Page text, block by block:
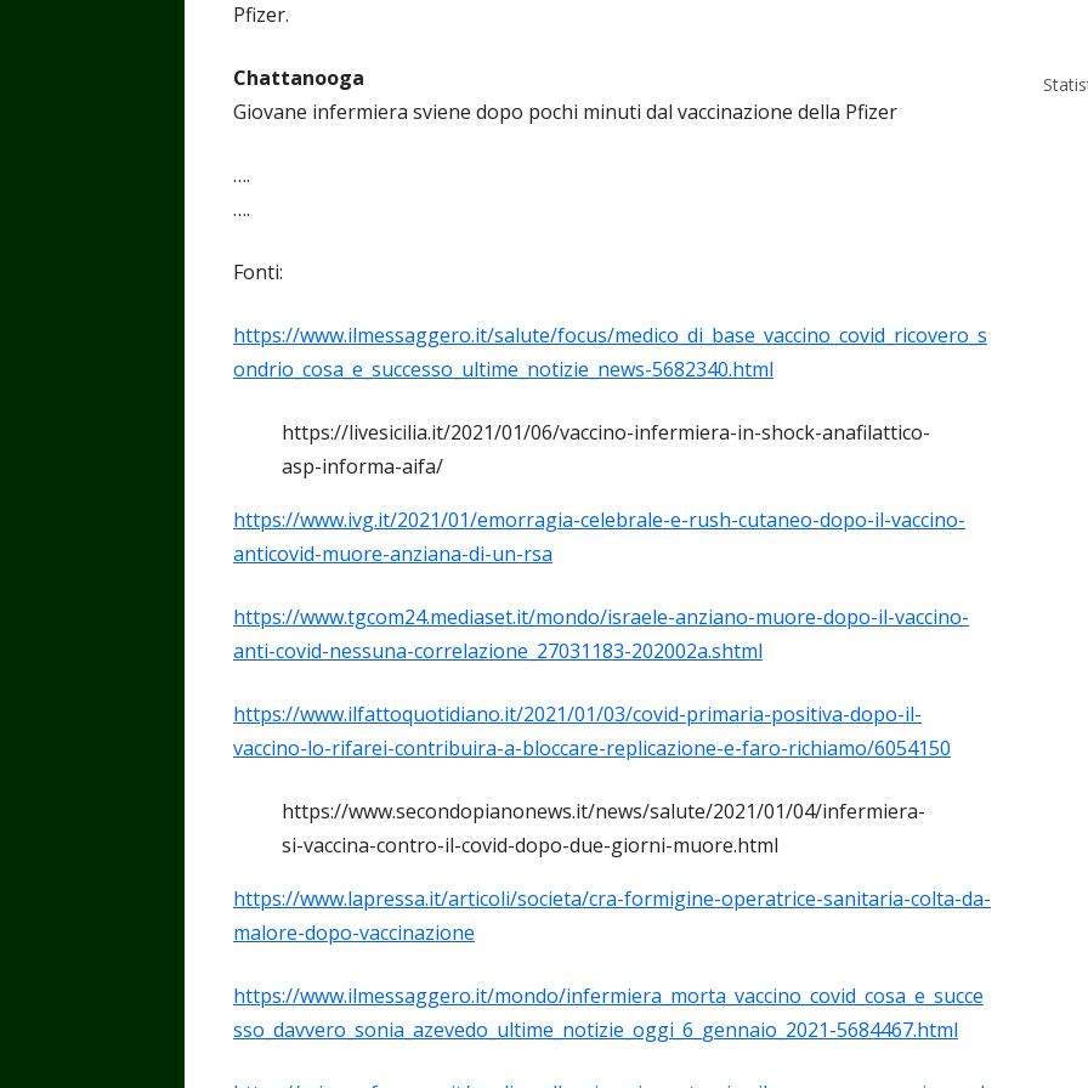
Pfizer.
Chattanooga
Giovane infermiera sviene dopo pochi minuti dal vaccinazione della Pfizer
….
….
Fonti:
https://www.ilmessaggero.it/salute/focus/medico_di_base_vaccino_covid_ricovero_s
ondrio_cosa_e_successo_ultime_notizie_news-5682340.html
https://livesicilia.it/2021/01/06/vaccino-infermiera-in-shock-anafilattico-
asp-informa-aifa/
https://www.ivg.it/2021/01/emorragia-celebrale-e-rush-cutaneo-dopo-il-vaccino-
anticovid-muore-anziana-di-un-rsa
https://www.tgcom24.mediaset.it/mondo/israele-anziano-muore-dopo-il-vaccino-
anti-covid-nessuna-correlazione_27031183-202002a.shtml
https://www.ilfattoquotidiano.it/2021/01/03/covid-primaria-positiva-dopo-il-
vaccino-lo-rifarei-contribuira-a-bloccare-replicazione-e-faro-richiamo/6054150
https://www.secondopianonews.it/news/salute/2021/01/04/infermiera-
si-vaccina-contro-il-covid-dopo-due-giorni-muore.html
https://www.lapressa.it/articoli/societa/cra-formigine-operatrice-sanitaria-colta-da-
malore-dopo-vaccinazione
https://www.ilmessaggero.it/mondo/infermiera_morta_vaccino_covid_cosa_e_succe
sso_davvero_sonia_azevedo_ultime_notizie_oggi_6_gennaio_2021-5684467.html